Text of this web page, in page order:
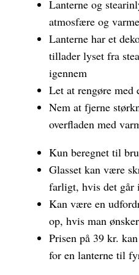
Lanterne og
atmosfære og
Lanterne har et
tillader lyset fra
igennem
Let at rengøre
Nem at fjerne
overfladen med
Kun beregnet til
Glasset kan være
farligt, hvis det går
Kan være en
op, hvis man
Prisen på 39 kr.
for en lanterne til